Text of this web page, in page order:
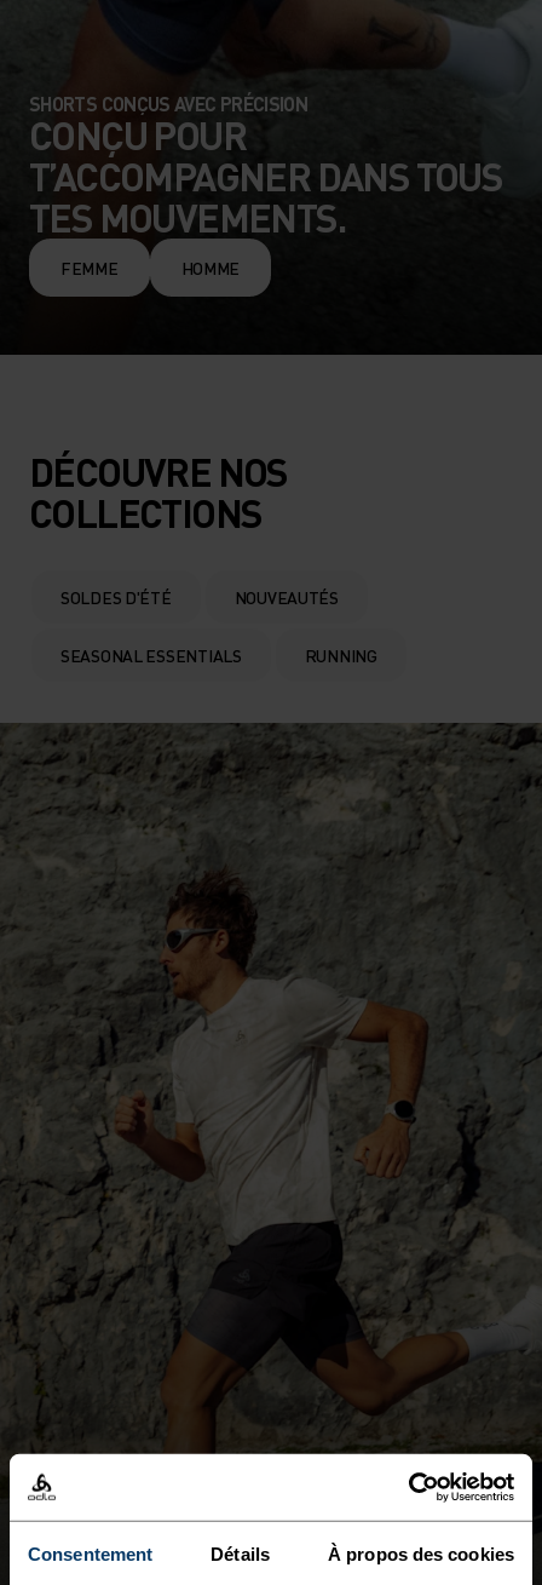
Consentement Détails À propos des cookies
SHORTS CONÇUS AVEC PRÉCISION
CONÇU POUR
T’ACCOMPAGNER DANS TOUS
TES MOUVEMENTS.
FEMME HOMME
DÉCOUVRE NOS
COLLECTIONS
SOLDES D'ÉTÉ NOUVEAUTÉS
SEASONAL ESSENTIALS RUNNING
AFFRONTE LA
CHALEUR